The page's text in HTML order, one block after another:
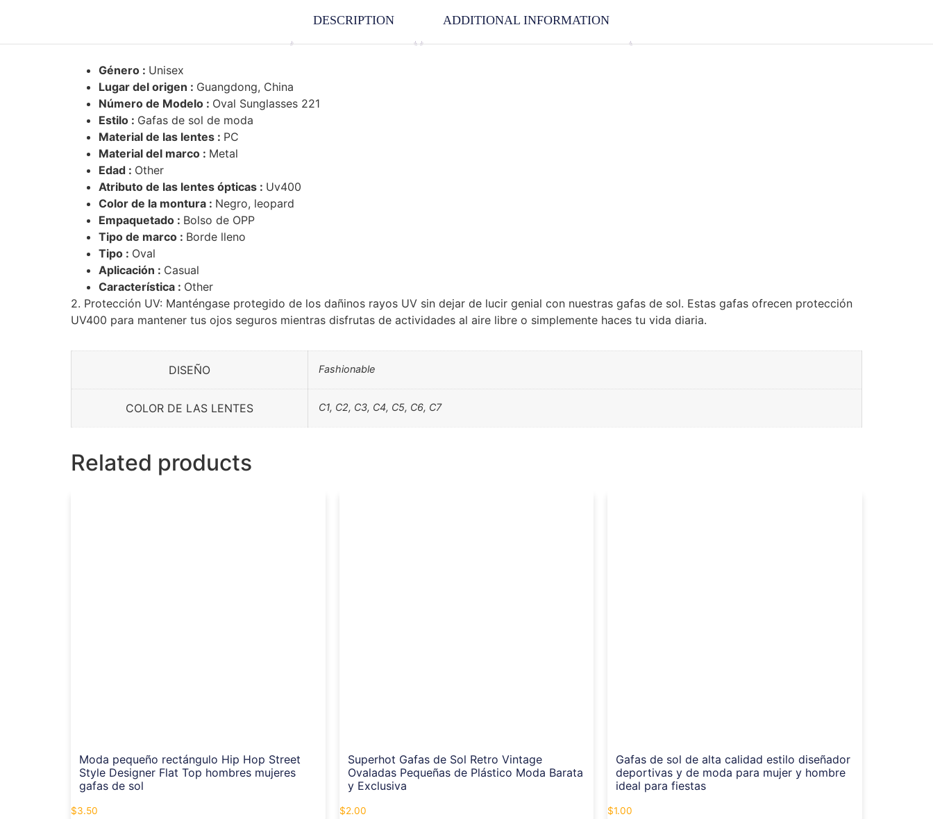
DESCRIPTION ADDITIONAL INFORMATION
Género : Unisex
Lugar del origen : Guangdong, China
Número de Modelo : Oval Sunglasses 221
Estilo : Gafas de sol de moda
Material de las lentes : PC
Material del marco : Metal
Edad : Other
Atributo de las lentes ópticas : Uv400
Color de la montura : Negro, leopard
Empaquetado : Bolso de OPP
Tipo de marco : Borde lleno
Tipo : Oval
Aplicación : Casual
Característica : Other
2. Protección UV: Manténgase protegido de los dañinos rayos UV sin dejar de lucir genial con nuestras gafas de sol. Estas gafas ofrecen protección
UV400 para mantener tus ojos seguros mientras disfrutas de actividades al aire libre o simplemente haces tu vida diaria.
DISEÑO Fashionable
COLOR DE LAS LENTES C1, C2, C3, C4, C5, C6, C7
Related products
Moda pequeño rectángulo Hip Hop Street
Style Designer Flat Top hombres mujeres
gafas de sol
$3.50
Superhot Gafas de Sol Retro Vintage
Ovaladas Pequeñas de Plástico Moda Barata
y Exclusiva
$2.00
Gafas de sol de alta calidad estilo diseñador
deportivas y de moda para mujer y hombre
ideal para fiestas
$1.00